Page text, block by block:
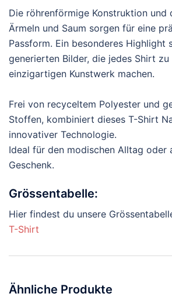
Die röhrenförmige Konstruktion und
Ärmeln und Saum sorgen für eine
Passform. Ein besonderes Highlight
generierten Bilder, die jedes Shirt zu
einzigartigen Kunstwerk machen.
Frei von recyceltem Polyester und
Stoffen, kombiniert dieses T-Shirt
innovativer Technologie.
Ideal für den modischen Alltag oder
Geschenk.
Grössentabelle:
Hier findest du unsere
T-Shirt
Ähnliche Produkte